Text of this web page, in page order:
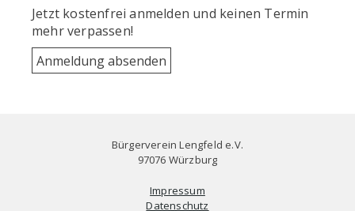
Jetzt kostenfrei anmelden und keinen Termin
mehr verpassen!
Bürgerverein Lengfeld e.V.
97076 Würzburg
Impressum
Datenschutz